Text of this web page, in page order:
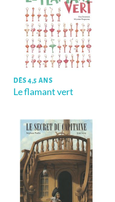
DÈS 4,5 ANS
Le flamant vert